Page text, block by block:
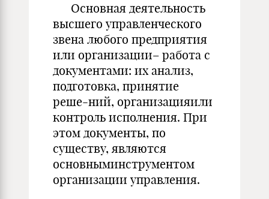
Основная деятельность
высшего управленческого
звена любого предприятия
или организации– работа с
документами: их анализ,
подготовка, принятие
реше-ний, организацияили
контроль исполнения. При
этом документы, по
существу, являются
основныминструментом
организации управления.